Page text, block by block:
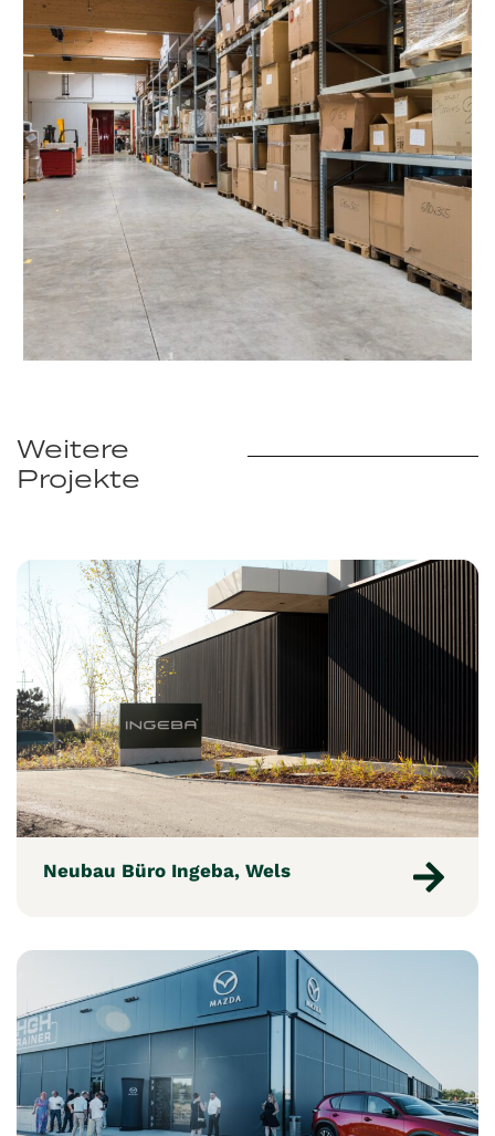
Weitere
Projekte
Neubau Büro Ingeba, Wels